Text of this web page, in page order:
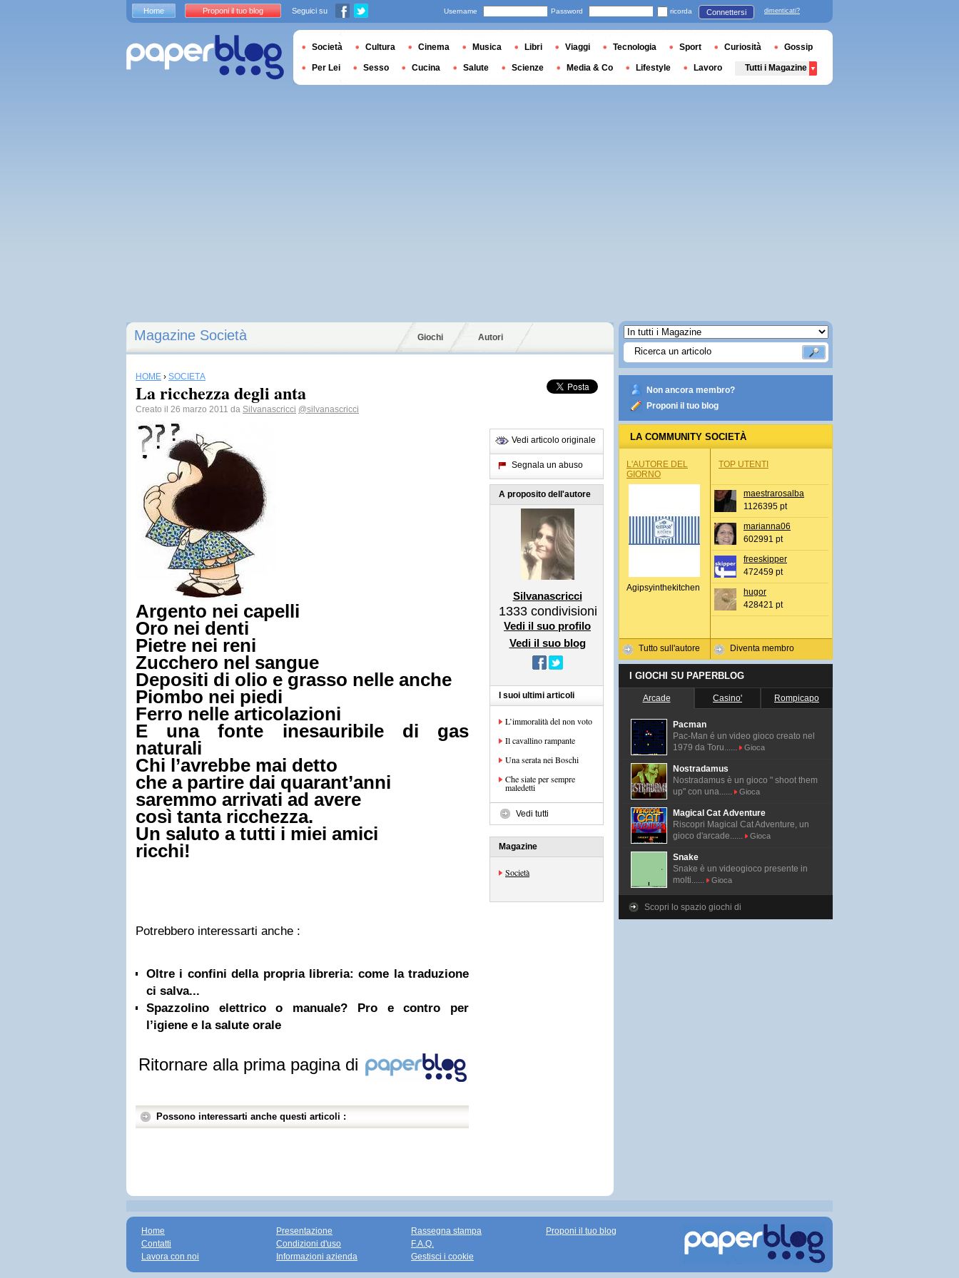
Magazine Società Giochi Autori
HOME › SOCIETÀ
La ricchezza degli anta
Creato il 26 marzo 2011 da Silvanascricci @silvanascricci
Argento nei capelli
Oro nei denti
Pietre nei reni
Zucchero nel sangue
Depositi di olio e grasso nelle anche
Piombo nei piedi
Ferro nelle articolazioni
E una fonte inesauribile di gas
naturali
Chi l’avrebbe mai detto
che a partire dai quarant’anni
saremmo arrivati ad avere
così tanta ricchezza.
Un saluto a tutti i miei amici
ricchi!
Potrebbero interessarti anche :
Oltre i confini della propria libreria: come la traduzione
ci salva...
Spazzolino elettrico o manuale? Pro e contro per
l’igiene e la salute orale
Ritornare alla prima pagina di
Possono interessarti anche questi articoli :
Vedi articolo originale
Segnala un abuso
A proposito dell'autore
Silvanascricci
1333 condivisioni
Vedi il suo profilo
Vedi il suo blog
I suoi ultimi articoli
L’immoralità del non voto
Il cavallino rampante
Una serata nei Boschi
Che siate per sempre
maledetti
Vedi tutti
Magazine
Società
Non ancora membro?
Proponi il tuo blog
LA COMMUNITY SOCIETÀ
L'AUTORE DEL
GIORNO
Agipsyinthekitchen
Tutto sull'autore
TOP UTENTI
maestrarosalba
1126395 pt
marianna06
602991 pt
freeskipper
472459 pt
hugor
428421 pt
Diventa membro
I GIOCHI SU PAPERBLOG
Arcade Casino' Rompicapo
Pacman
Pac-Man é un video gioco creato nel
1979 da Toru......
Gioca
Nostradamus
Nostradamus è un gioco " shoot them
up" con una......
Gioca
Magical Cat Adventure
Riscopri Magical Cat Adventure, un
gioco d'arcade......
Gioca
Snake
Snake è un videogioco presente in
molti......
Gioca
Scopri lo spazio giochi di
Home Proponi il tuo blog Seguici su Username Password ricorda Connettersi dimenticati?
Società Cultura Cinema Musica Libri Viaggi Tecnologia Sport Curiosità Gossip
Per Lei Sesso Cucina Salute Scienze Media & Co Lifestyle Lavoro Tutti i Magazine
Home
Contatti
Lavora con noi
Presentazione
Condizioni d'uso
Informazioni azienda
Rassegna stampa
F.A.Q.
Gestisci i cookie
Proponi il tuo blog